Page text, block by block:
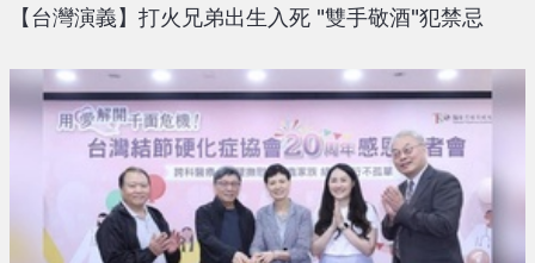
【台灣演義】打火兄弟出生入死 "雙手敬酒"犯禁忌